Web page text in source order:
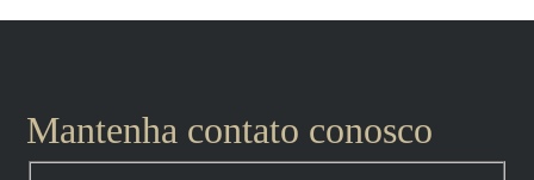
Mantenha contato conosco